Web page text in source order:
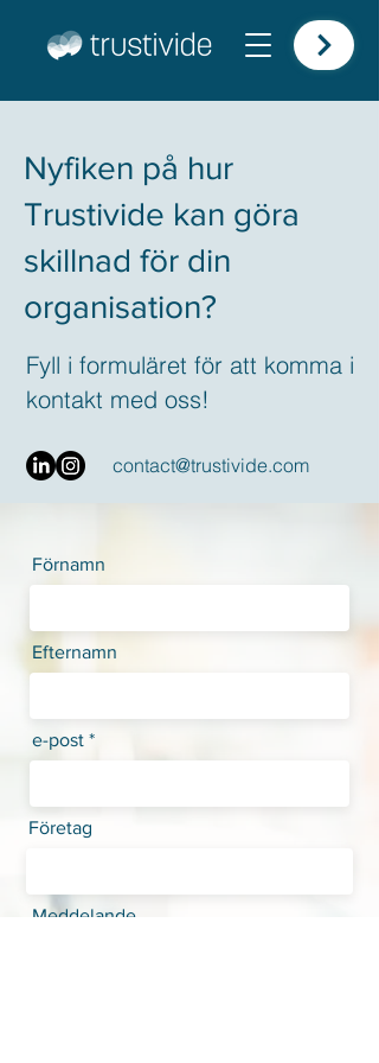
Nyfiken på hur
Trustivide kan göra
skillnad för din
organisation?
Fyll i formuläret för att komma i
kontakt med oss!
contact@trustivide.com
Förnamn
Efternamn
e-post
Företag
Meddelande